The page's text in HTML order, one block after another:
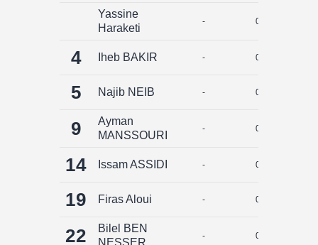
Yassine
Haraketi
- 0
4 Iheb BAKIR - 0
5 Najib NEIB - 0
9
Ayman
MANSSOURI
- 0
14 Issam ASSIDI - 0
19 Firas Aloui - 0
22
Bilel BEN
- 0